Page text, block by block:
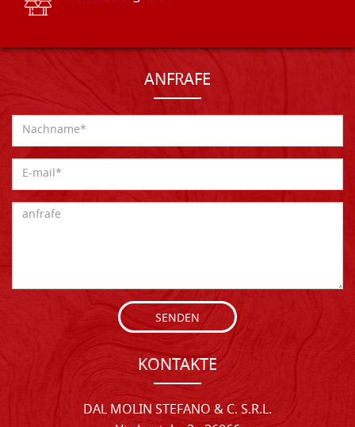
ANFRAFE
SENDEN
KONTAKTE
DAL MOLIN STEFANO & C. S.R.L.